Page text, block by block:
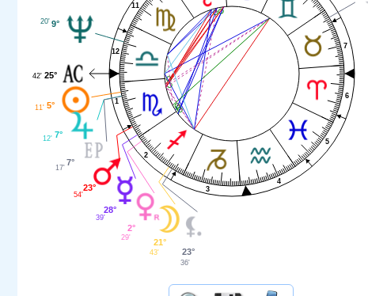
1
2
3
4
5
6
7
11
12
9°
20'
25°
42'
5°
11'
7°
12'
7°
17'
23°
54'
28°
39'
2°
29' 21°
43' 23°
36'